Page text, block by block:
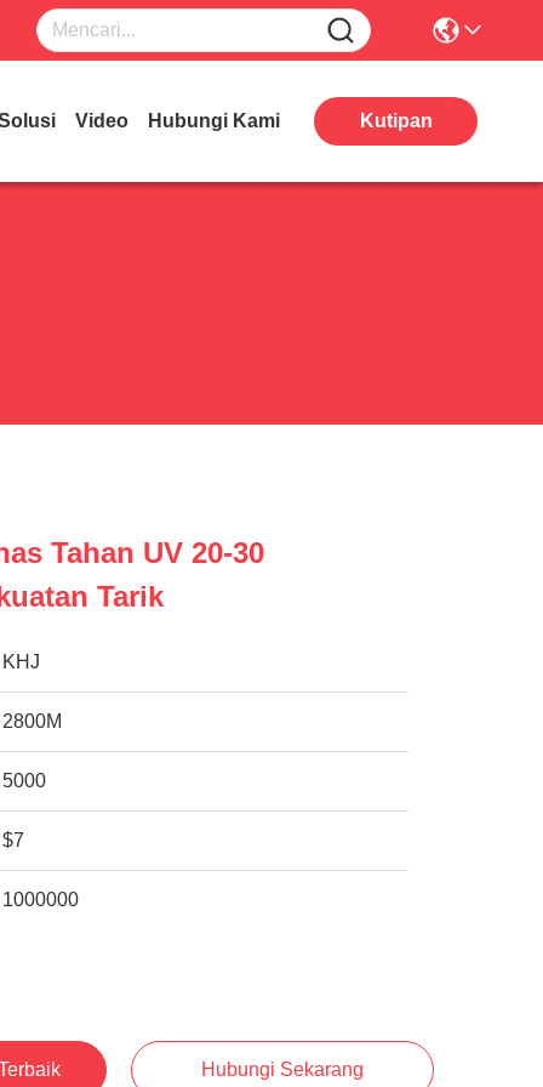
Video Hubungi Kami Kutipan
Tahan UV 20-30
Tarik
KHJ
2800M
5000
$7
1000000
Hubungi Sekarang